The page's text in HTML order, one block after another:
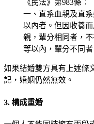
《民法》第983條：
一、直系血親及直
以內者。但因收養
親，輩分相同者，
等以內，輩分不同者
如果結婚雙方具有上述條
記，婚姻仍然無效。
3. 構成重婚